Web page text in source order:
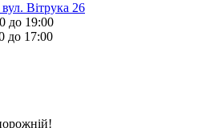
Вітрука 26
до 19:00
до 17:00